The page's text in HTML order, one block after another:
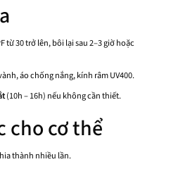
từ 30 trở lên, bôi lại sau 2–3 giờ hoặc
áo chống nắng, kính râm UV400.
(10h – 16h) nếu không cần thiết.
cho cơ thể
thành nhiều lần.